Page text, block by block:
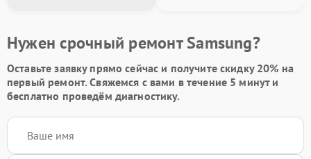
Нужен срочный ремонт Samsung?
Оставьте заявкупрямо сейчас и получите скидку 20% на
первый ремонт. Свяжемся с вами в течение 5 минут и
бесплатно проведём диагностику.